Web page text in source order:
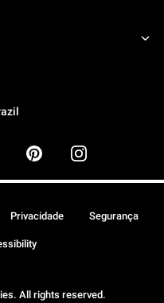
All rights reserved.
Privacidade Segurança